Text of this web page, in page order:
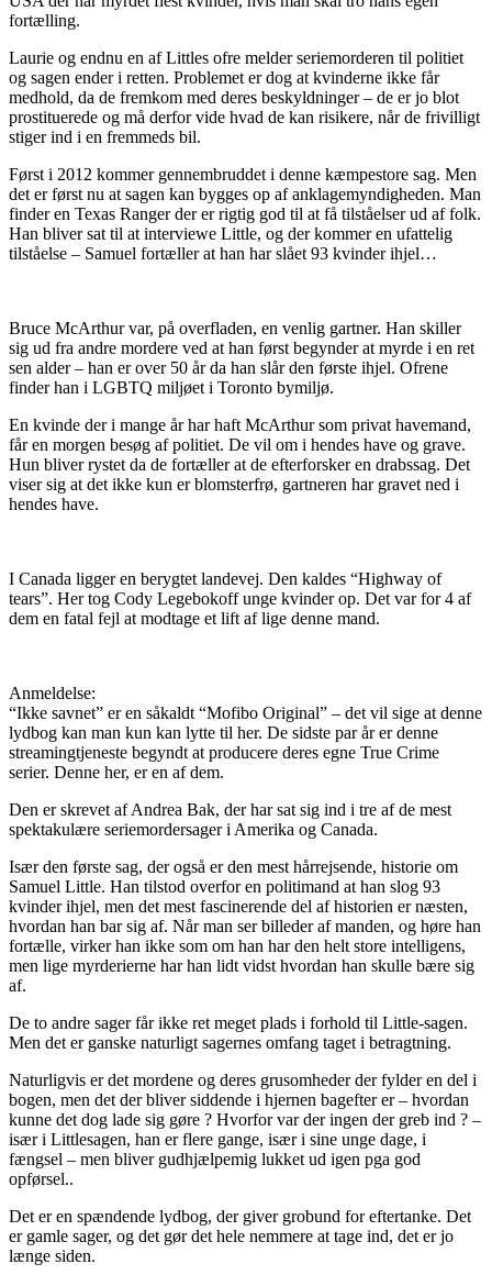
fortælling.
Laurie og endnu en af Littles ofre melder seriemorderen til politiet
og sagen ender i retten. Problemet er dog at kvinderne ikke får
medhold, da de fremkom med deres beskyldninger – de er jo blot
prostituerede og må derfor vide hvad de kan risikere, når de frivilligt
stiger ind i en fremmeds bil.
Først i 2012 kommer gennembruddet i denne kæmpestore sag. Men
det er først nu at sagen kan bygges op af anklagemyndigheden. Man
finder en Texas Ranger der er rigtig god til at få tilståelser ud af folk.
Han bliver sat til at interviewe Little, og der kommer en ufattelig
tilståelse – Samuel fortæller at han har slået 93 kvinder ihjel…
Bruce McArthur var, på overfladen, en venlig gartner. Han skiller
sig ud fra andre mordere ved at han først begynder at myrde i en ret
sen alder – han er over 50 år da han slår den første ihjel. Ofrene
finder han i LGBTQ miljøet i Toronto bymiljø.
En kvinde der i mange år har haft McArthur som privat havemand,
får en morgen besøg af politiet. De vil om i hendes have og grave.
Hun bliver rystet da de fortæller at de efterforsker en drabssag. Det
viser sig at det ikke kun er blomsterfrø, gartneren har gravet ned i
hendes have.
I Canada ligger en berygtet landevej. Den kaldes “Highway of
tears”. Her tog Cody Legebokoff unge kvinder op. Det var for 4 af
dem en fatal fejl at modtage et lift af lige denne mand.
Anmeldelse:
“Ikke savnet” er en såkaldt “Mofibo Original” – det vil sige at denne
lydbog kan man kun kan lytte til her. De sidste par år er denne
streamingtjeneste begyndt at producere deres egne True Crime
serier. Denne her, er en af dem.
Den er skrevet af Andrea Bak, der har sat sig ind i tre af de mest
spektakulære seriemordersager i Amerika og Canada.
Især den første sag, der også er den mest hårrejsende, historie om
Samuel Little. Han tilstod overfor en politimand at han slog 93
kvinder ihjel, men det mest fascinerende del af historien er næsten,
hvordan han bar sig af. Når man ser billeder af manden, og høre han
fortælle, virker han ikke som om han har den helt store intelligens,
men lige myrderierne har han lidt vidst hvordan han skulle bære sig
af.
De to andre sager får ikke ret meget plads i forhold til Little-sagen.
Men det er ganske naturligt sagernes omfang taget i betragtning.
Naturligvis er det mordene og deres grusomheder der fylder en del i
bogen, men det der bliver siddende i hjernen bagefter er – hvordan
kunne det dog lade sig gøre ? Hvorfor var der ingen der greb ind ? –
især i Littlesagen, han er flere gange, især i sine unge dage, i
fængsel – men bliver gudhjælpemig lukket ud igen pga god
opførsel..
Det er en spændende lydbog, der giver grobund for eftertanke. Det
er gamle sager, og det gør det hele nemmere at tage ind, det er jo
længe siden.